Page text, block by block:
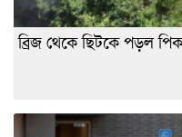
ব্রিজ থেকে ছিটকে পড়ল